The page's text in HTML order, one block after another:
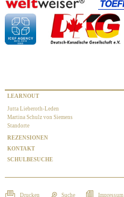
LEARNOUT
Jutta Lieberoth-Leden
Martina Schulz von Siemens
Standorte
REZENSIONEN
KONTAKT
SCHULBESUCHE
Drucken Suche Impressum